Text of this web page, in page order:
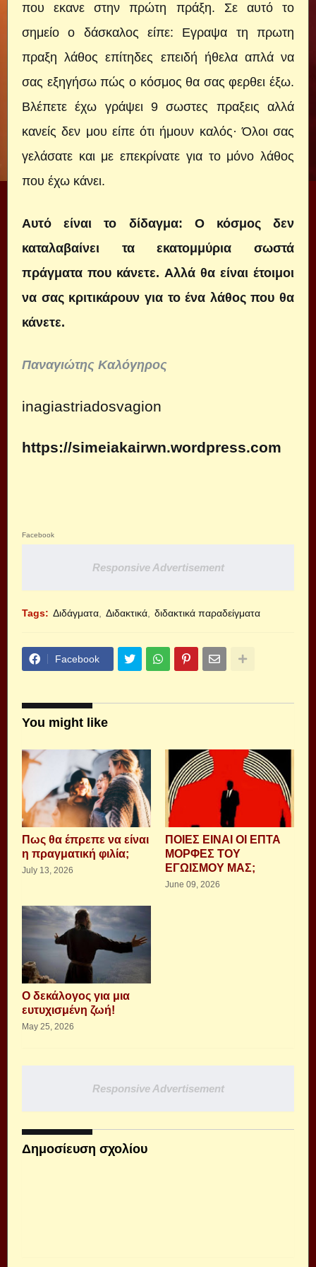
που εκανε στην πρώτη πράξη. Σε αυτό το
σημείο ο δάσκαλος είπε: Εγραψα τη πρωτη
πραξη λάθος επίτηδες επειδή ήθελα απλά να
σας εξηγήσω πώς ο κόσμος θα σας φερθει έξω.
Βλέπετε έχω γράψει 9 σωστες πραξεις αλλά
κανείς δεν μου είπε ότι ήμουν καλός· Όλοι σας
γελάσατε και με επεκρίνατε για το μόνο λάθος
που έχω κάνει.
Αυτό είναι το δίδαγμα: Ο κόσμος δεν
καταλαβαίνει τα εκατομμύρια σωστά
πράγματα που κάνετε. Αλλά θα είναι έτοιμοι
να σας κριτικάρουν για το ένα λάθος που θα
κάνετε.
Παναγιώτης Καλόγηρος
inagiastriadosvagion
https://simeiakairwn.wordpress.com
Facebook
Responsive Advertisement
Tags: Διδάγματα Διδακτικά διδακτικά παραδείγματα
Facebook
You might like
Πως θα έπρεπε να είναι
η πραγματική φιλία;
July 13, 2026
ΠΟΙΕΣ ΕΙΝΑΙ ΟΙ ΕΠΤΑ
ΜΟΡΦΕΣ ΤΟΥ
ΕΓΩΙΣΜΟΥ ΜΑΣ;
June 09, 2026
Ο δεκάλογος για μια
ευτυχισμένη ζωή!
May 25, 2026
Responsive Advertisement
Δημοσίευση σχολίου